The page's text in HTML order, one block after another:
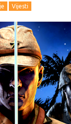
Vijesti